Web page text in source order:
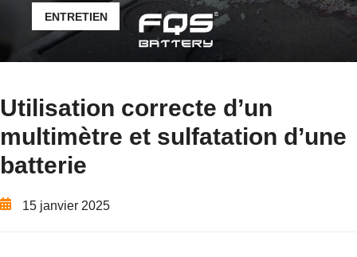
ENTRETIEN
Utilisation correcte d’un
multimètre et sulfatation d’une
batterie
15 janvier 2025